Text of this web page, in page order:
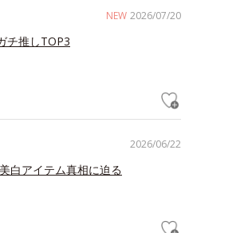
NEW 2026/07/20
チ推しTOP3
2026/06/22
白アイテム真相に迫る